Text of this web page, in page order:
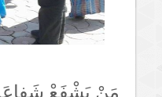
مَنْ يَشْفَعْ